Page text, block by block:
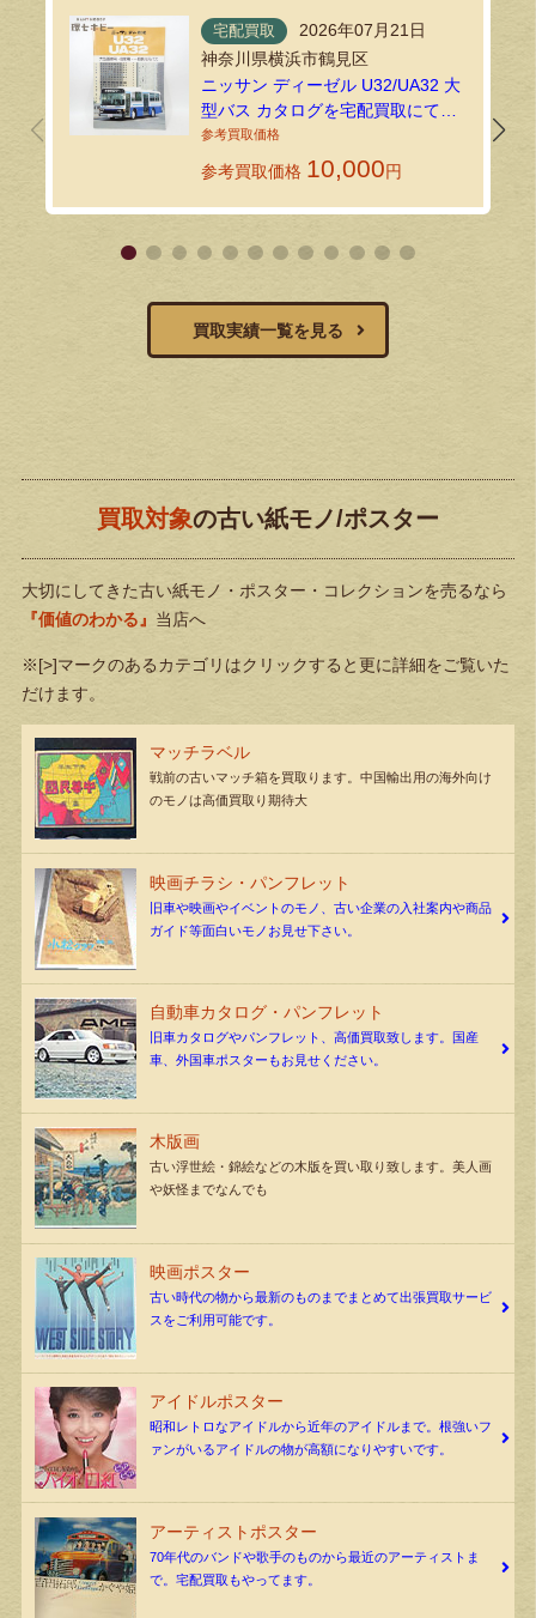
宅配買取
2026年07月21日
神奈川県横浜市鶴見区
ニッサン ディーゼル U32/UA32 大
型バス カタログを宅配買取にてお
送りいただきました！
参考買取価格 10,000円
買取実績一覧を見る
買取対象の古い紙モノ/ポスター
大切にしてきた古い紙モノ・ポスター・コレクションを売るなら
『価値のわかる』 当店へ
※[>]マークのあるカテゴリはクリックすると更に詳細をご覧いた
だけます。
マッチラベル
戦前の古いマッチ箱を買取ります。中国輸出用の海外向け
のモノは高価買取り期待大
映画チラシ・パンフレット
旧車や映画やイベントのモノ、古い企業の入社案内や商品
ガイド等面白いモノお見せ下さい。
自動車カタログ・パンフレット
旧車カタログやパンフレット、高価買取致します。国産
車、外国車ポスターもお見せください。
木版画
古い浮世絵・錦絵などの木版を買い取り致します。美人画
や妖怪までなんでも
映画ポスター
古い時代の物から最新のものまでまとめて出張買取サービ
スをご利用可能です。
アイドルポスター
昭和レトロなアイドルから近年のアイドルまで。根強いフ
ァンがいるアイドルの物が高額になりやすいです。
アーティストポスター
70年代のバンドや歌手のものから最近のアーティストま
で。宅配買取もやってます。